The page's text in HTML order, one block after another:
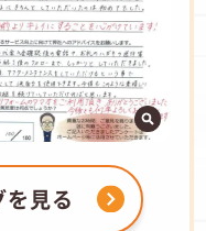
見る